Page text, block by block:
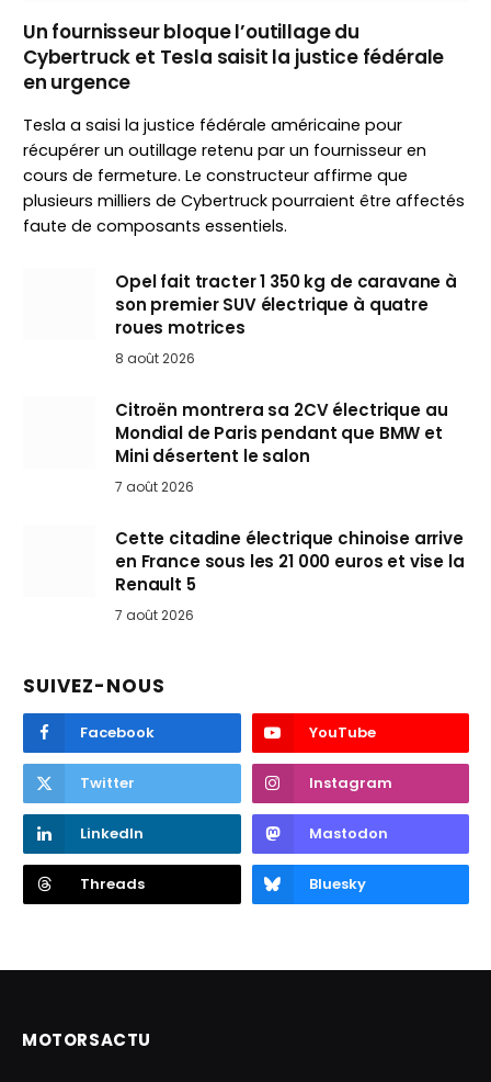
Un fournisseur bloque l’outillage du
Cybertruck et Tesla saisit la justice fédérale
en urgence
Tesla a saisi la justice fédérale américaine pour
récupérer un outillage retenu par un fournisseur en
cours de fermeture. Le constructeur affirme que
plusieurs milliers de Cybertruck pourraient être affectés
faute de composants essentiels.
Opel fait tracter 1 350 kg de caravane à
son premier SUV électrique à quatre
roues motrices
8 août 2026
Citroën montrera sa 2CV électrique au
Mondial de Paris pendant que BMW et
Mini désertent le salon
7 août 2026
Cette citadine électrique chinoise arrive
en France sous les 21 000 euros et vise la
Renault 5
7 août 2026
SUIVEZ-NOUS
Facebook YouTube
Twitter Instagram
LinkedIn Mastodon
Threads Bluesky
MOTORSACTU